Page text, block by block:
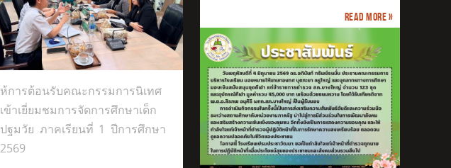
ห้การต้อนรับคณะกรรมการนิเทศ
เข้าเยี่ยมชมการจัดการศึกษาเด็ก
ปฐมวัย ภาคเรียนที่ 1 ปีการศึกษา
2569
Read more »